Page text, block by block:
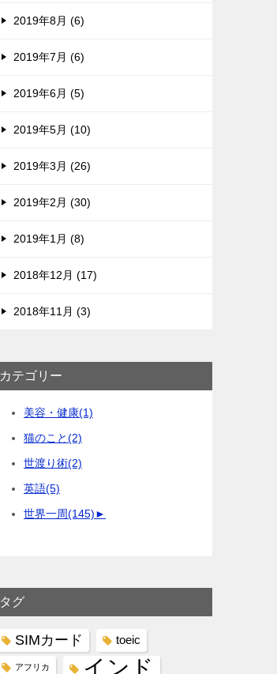
2019年8月 (6)
2019年7月 (6)
2019年6月 (5)
2019年5月 (10)
2019年3月 (26)
2019年2月 (30)
2019年1月 (8)
2018年12月 (17)
2018年11月 (3)
カテゴリー
美容・健康(1)
猫のこと(2)
世渡り術(2)
英語(5)
世界一周(145)►
タグ
SIMカード toeic
アフリカ インド